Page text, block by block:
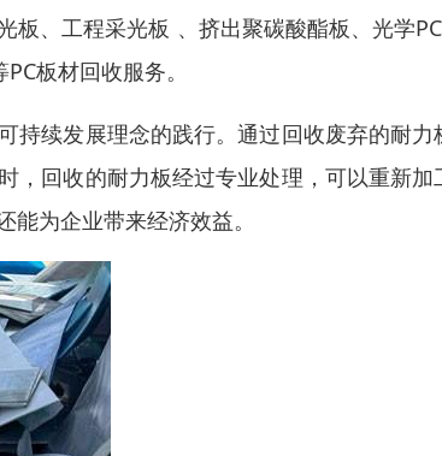
板、工程采光板 、挤出聚碳酸酯板、光学
板材回收服务。
持续发展理念的践行。通过回收废弃的耐
，回收的耐力板经过专业处理，可以重新
为企业带来经济效益。